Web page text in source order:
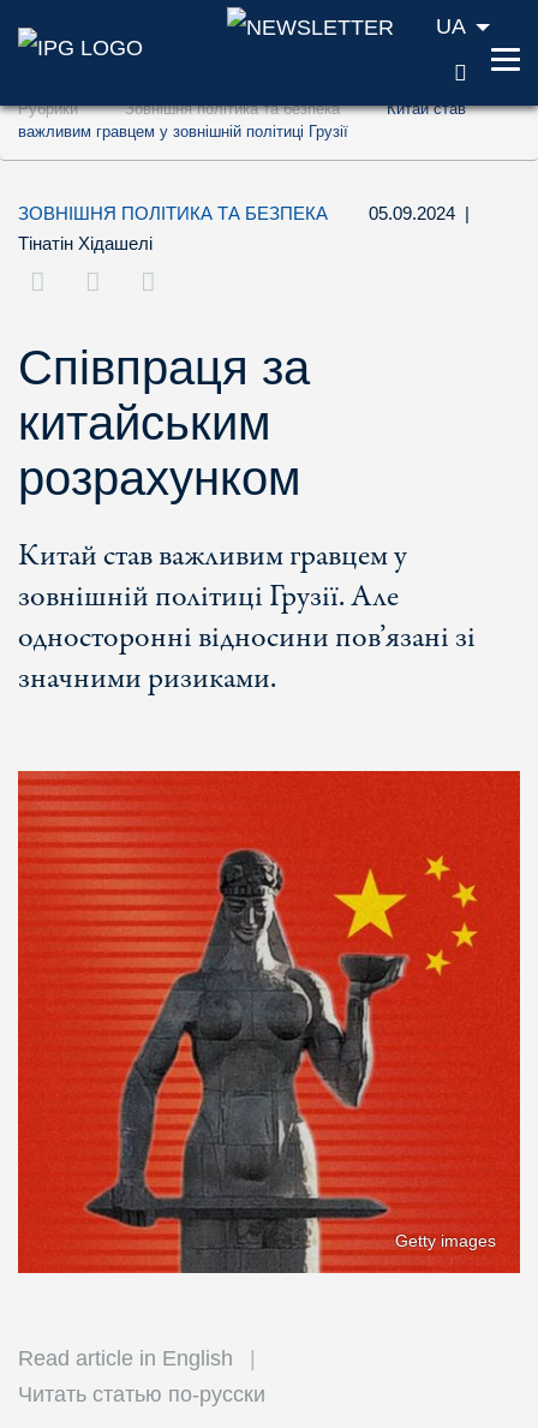
Перейти до змісту (ключ доступу '1')
Перейти до пошуку (ключ доступу '2')
UA
Рубрики Зовнішня політика та безпека
Китай став
важливим гравцем у зовнішній політиці Грузії
ЗОВНІШНЯ ПОЛІТИКА ТА БЕЗПЕКА 05.09.2024 |
Тінатін Хідашелі
Співпраця за
китайським
розрахунком
Китай став важливим гравцем у
зовнішній політиці Грузії. Але
односторонні відносини пов’язані зі
значними ризиками.
Getty images
Read article in English
Читать статью по-русски